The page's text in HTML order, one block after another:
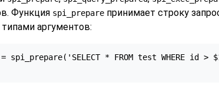
Функция spi_prepare принимает строку
аргументов:
spi_prepare('SELECT * FROM test WHERE id >